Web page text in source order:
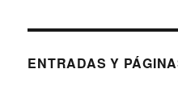
ENTRADAS Y